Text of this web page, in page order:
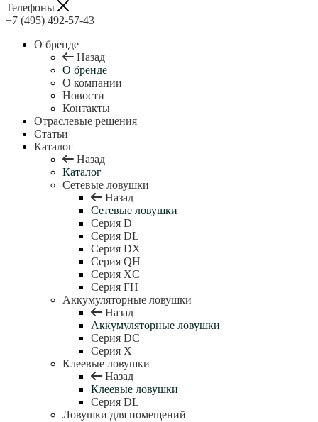
Телефоны
+7 (495) 492-57-43
О бренде
Назад
О бренде
О компании
Новости
Контакты
Отраслевые решения
Статьи
Каталог
Назад
Каталог
Сетевые ловушки
Назад
Сетевые ловушки
Серия D
Серия DL
Серия DX
Серия QH
Серия XC
Серия FH
Аккумуляторные ловушки
Назад
Аккумуляторные ловушки
Серия DC
Серия X
Клеевые ловушки
Назад
Клеевые ловушки
Серия DL
Ловушки для помещений